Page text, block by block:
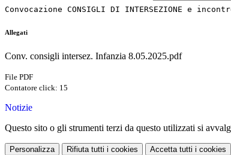
Convocazione CONSIGLI DI INTERSEZIONE e
Allegati
Conv. consigli intersez. Infanzia 8.05.2025.pdf
File PDF
Contatore click: 15
Notizie
Questo sito o gli strumenti terzi da questo utilizzati si
Personalizza Rifiuta tutti i cookies Accetta tutti i cookies